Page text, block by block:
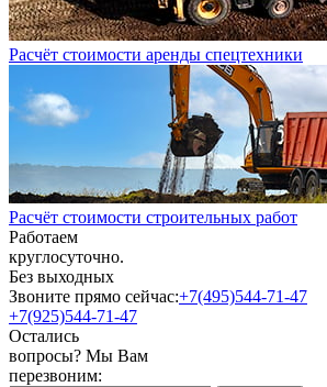
Расчёт стоимости аренды спецтехники
Расчёт стоимости строительных работ
Работаем
круглосуточно.
Без выходных
Звоните прямо сейчас:+7(495)544-71-47
+7(925)544-71-47
Остались
вопросы? Мы Вам
перезвоним: